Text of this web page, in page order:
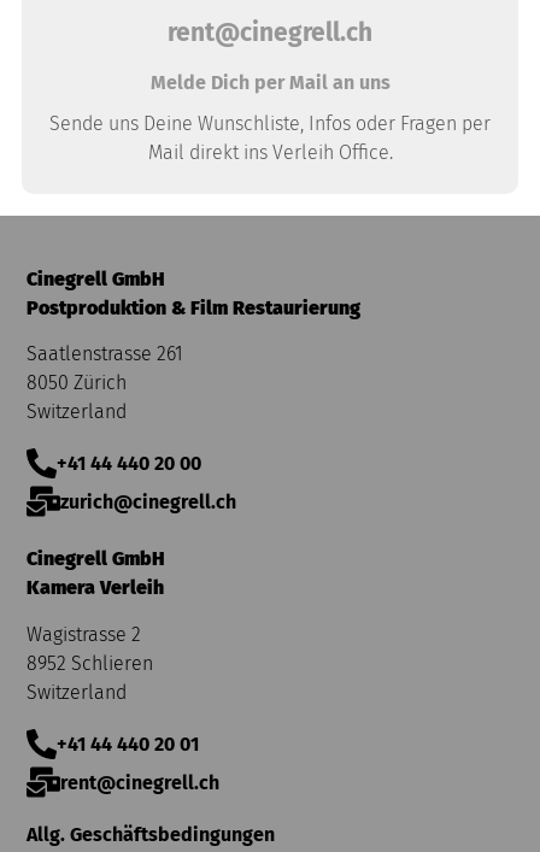
rent@cinegrell.ch
Melde Dich per Mail an uns
Sende uns Deine Wunschliste, Infos oder Fragen per
Mail direkt ins Verleih Office.
Cinegrell GmbH
Postproduktion & Film Restaurierung
Saatlenstrasse 261
8050 Zürich
Switzerland
+41 44 440 20 00
zurich@cinegrell.ch
Cinegrell GmbH
Kamera Verleih
Wagistrasse 2
8952 Schlieren
Switzerland
+41 44 440 20 01
rent@cinegrell.ch
Allg. Geschäftsbedingungen